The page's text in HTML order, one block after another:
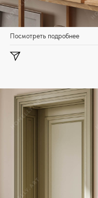
Посмотреть подробнее